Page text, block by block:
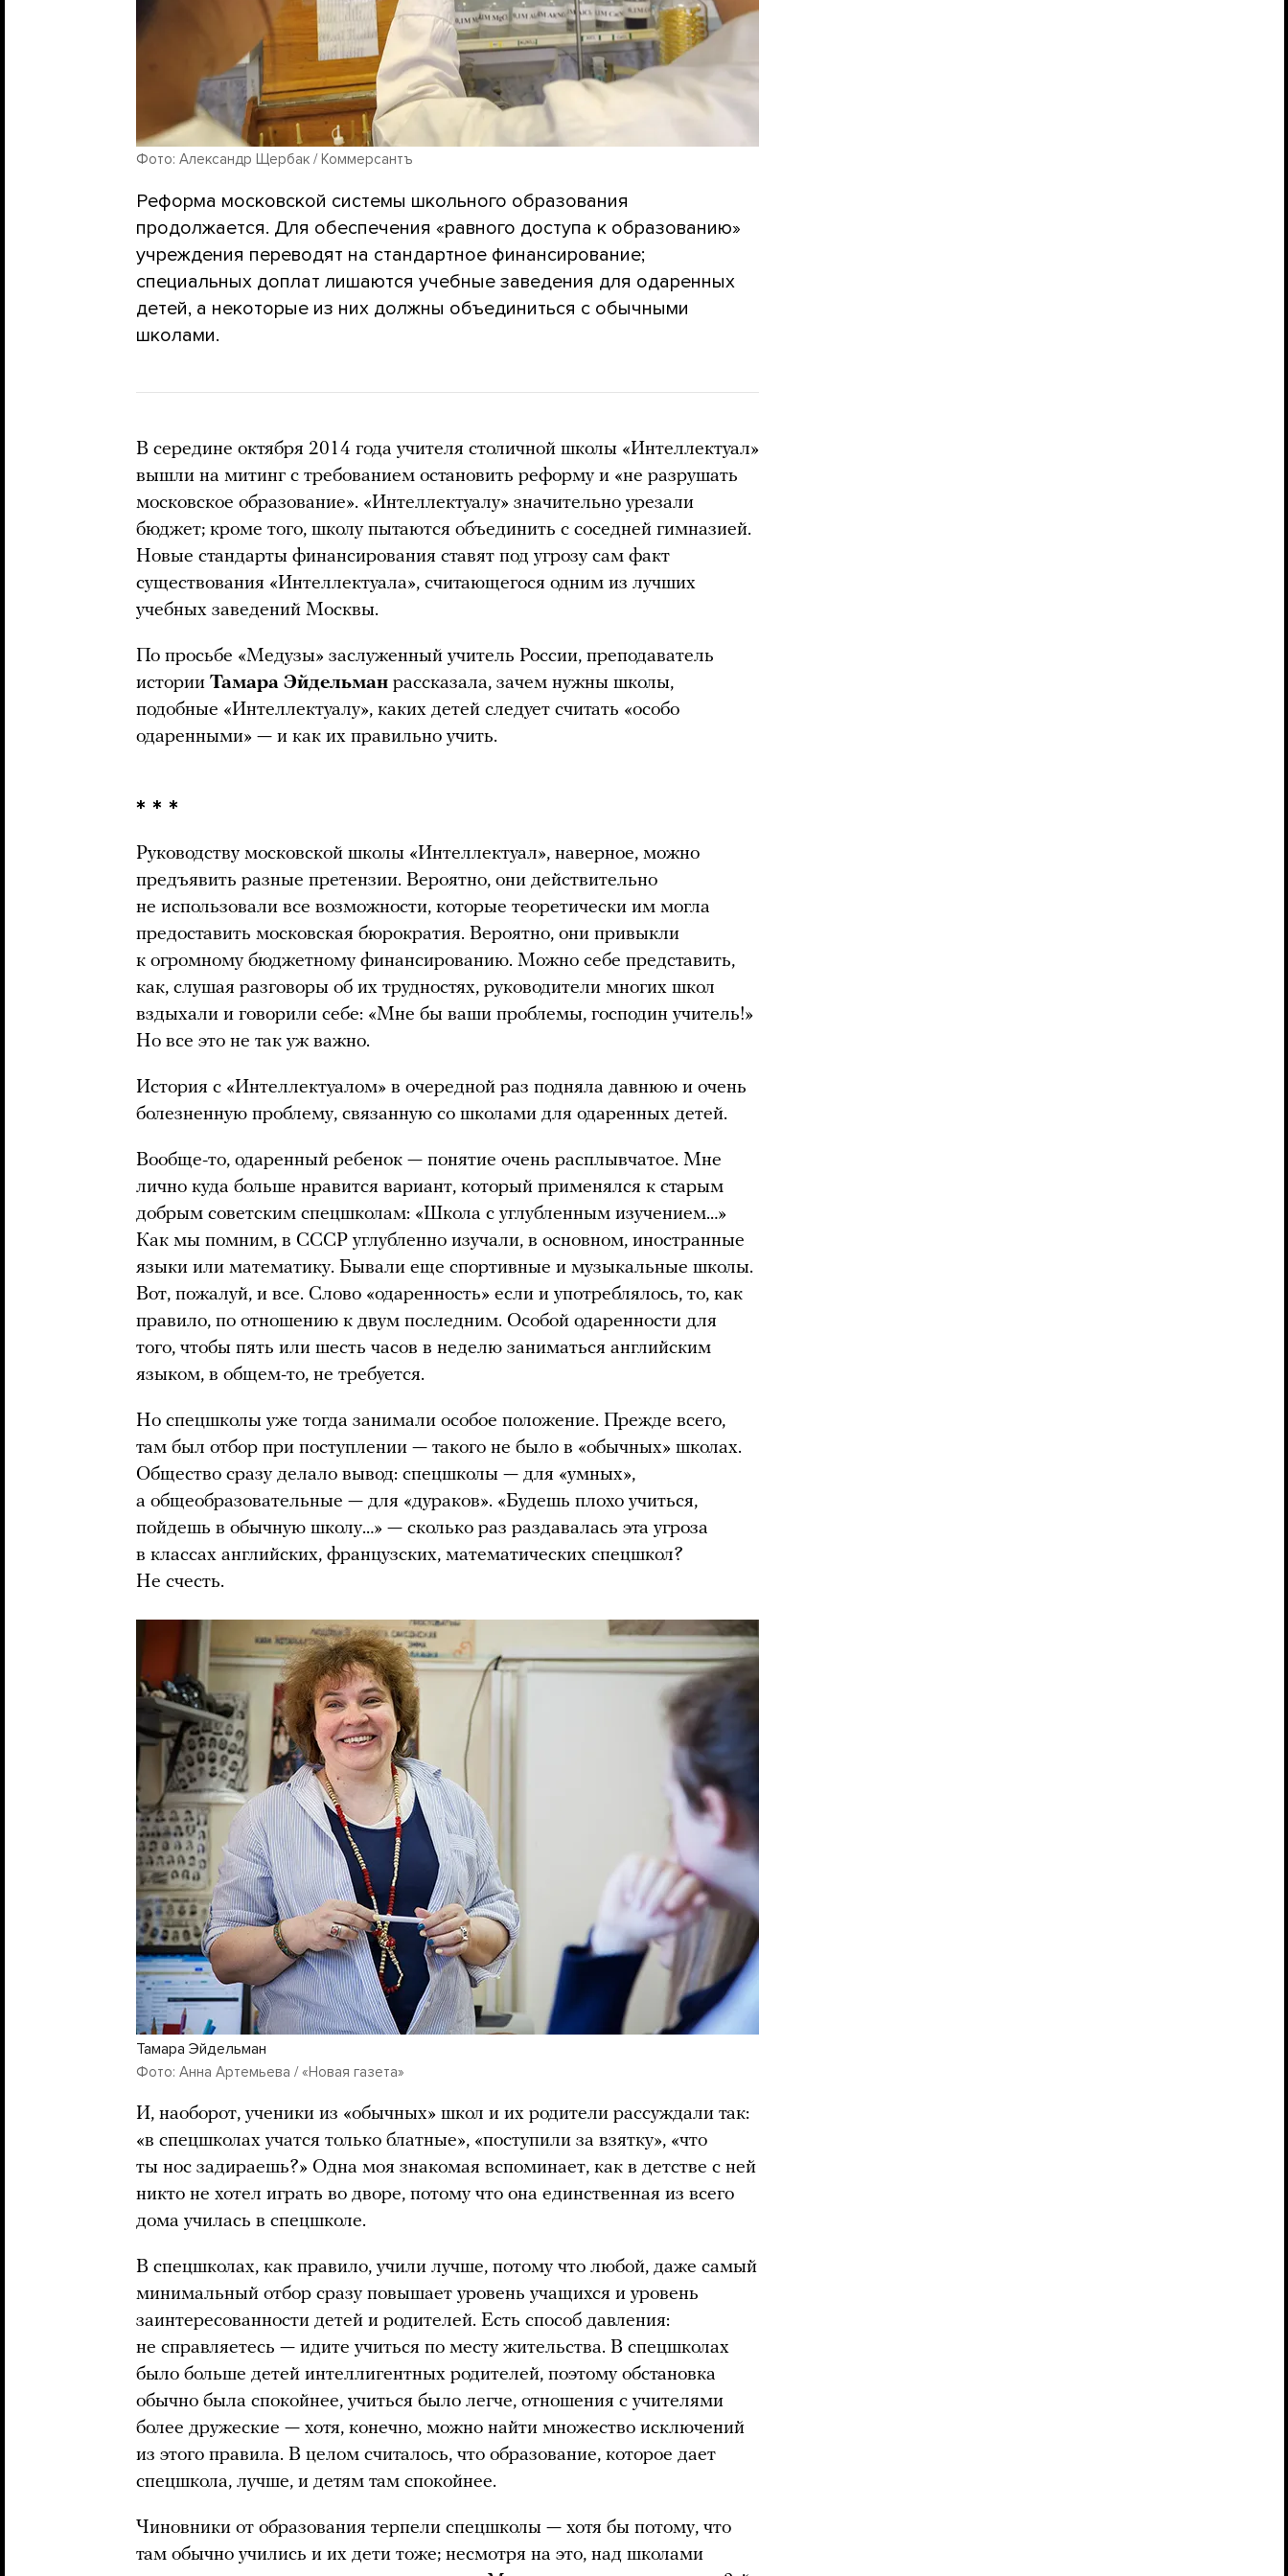
Фото: Александр Щербак / Коммерсантъ
Реформа московской системы школьного образования
продолжается. Для обеспечения «равного доступа к образованию»
учреждения переводят на стандартное финансирование;
специальных доплат лишаются учебные заведения для одаренных
детей, а некоторые из них должны объединиться с обычными
школами.
В середине октября 2014 года учителя столичной школы «Интеллектуал»
вышли на митинг с требованием остановить реформу и «не разрушать
московское образование». «Интеллектуалу» значительно урезали
бюджет; кроме того, школу пытаются объединить с соседней гимназией.
Новые стандарты финансирования ставят под угрозу сам факт
существования «Интеллектуала», считающегося одним из лучших
учебных заведений Москвы.
По просьбе «Медузы» заслуженный учитель России, преподаватель
истории Тамара Эйдельман рассказала, зачем нужны школы,
подобные «Интеллектуалу», каких детей следует считать «особо
одаренными» — и как их правильно учить.
* * *
Руководству московской школы «Интеллектуал», наверное, можно
предъявить разные претензии. Вероятно, они действительно
не использовали все возможности, которые теоретически им могла
предоставить московская бюрократия. Вероятно, они привыкли
к огромному бюджетному финансированию. Можно себе представить,
как, слушая разговоры об их трудностях, руководители многих школ
вздыхали и говорили себе: «Мне бы ваши проблемы, господин учитель!»
Но все это не так уж важно.
История с «Интеллектуалом» в очередной раз подняла давнюю и очень
болезненную проблему, связанную со школами для одаренных детей.
Вообще-то, одаренный ребенок — понятие очень расплывчатое. Мне
лично куда больше нравится вариант, который применялся к старым
добрым советским спецшколам: «Школа с углубленным изучением…»
Как мы помним, в СССР углубленно изучали, в основном, иностранные
языки или математику. Бывали еще спортивные и музыкальные школы.
Вот, пожалуй, и все. Слово «одаренность» если и употреблялось, то, как
правило, по отношению к двум последним. Особой одаренности для
того, чтобы пять или шесть часов в неделю заниматься английским
языком, в общем-то, не требуется.
Но спецшколы уже тогда занимали особое положение. Прежде всего,
там был отбор при поступлении — такого не было в «обычных» школах.
Общество сразу делало вывод: спецшколы — для «умных»,
а общеобразовательные — для «дураков». «Будешь плохо учиться,
пойдешь в обычную школу…» — сколько раз раздавалась эта угроза
в классах английских, французских, математических спецшкол?
Не счесть.
Тамара Эйдельман
Фото: Анна Артемьева / «Новая газета»
И, наоборот, ученики из «обычных» школ и их родители рассуждали так:
«в спецшколах учатся только блатные», «поступили за взятку», «что
ты нос задираешь?» Одна моя знакомая вспоминает, как в детстве с ней
никто не хотел играть во дворе, потому что она единственная из всего
дома училась в спецшколе.
В спецшколах, как правило, учили лучше, потому что любой, даже самый
минимальный отбор сразу повышает уровень учащихся и уровень
заинтересованности детей и родителей. Есть способ давления:
не справляетесь — идите учиться по месту жительства. В спецшколах
было больше детей интеллигентных родителей, поэтому обстановка
обычно была спокойнее, учиться было легче, отношения с учителями
более дружеские — хотя, конечно, можно найти множество исключений
из этого правила. В целом считалось, что образование, которое дает
спецшкола, лучше, и детям там спокойнее.
Чиновники от образования терпели спецшколы — хотя бы потому, что
там обычно учились и их дети тоже; несмотря на это, над школами